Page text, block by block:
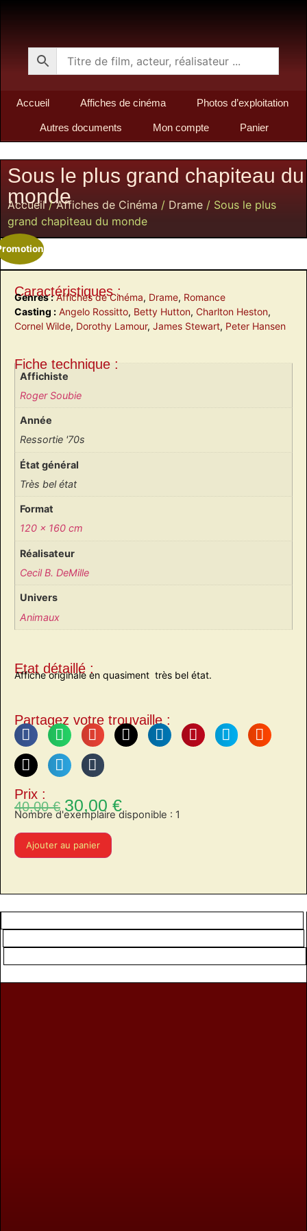
Accueil Affiches de cinéma Photos d’exploitation
Autres documents Mon compte Panier
Sous le plus grand chapiteau du
monde
Accueil/Affiches de Cinéma / Drame / Sous le plus
grand chapiteau du monde
Caractéristiques :
Genres : Affiches de Cinéma, Drame, Romance
Casting : Angelo Rossitto, Betty Hutton, Charlton Heston,
Cornel Wilde, Dorothy Lamour, James Stewart, Peter Hansen
Fiche technique :
Affichiste
Roger Soubie
Année
Ressortie '70s
État général
Très bel état
Format
120 x 160 cm
Réalisateur
Cecil B. DeMille
Univers
Animaux
Etat détaillé :
Affiche originale en quasiment très bel état.
Partagez votre trouvaille :
Prix :
40,00€ 30,00 €
Nombre d'exemplaire disponible : 1
Ajouter au panier